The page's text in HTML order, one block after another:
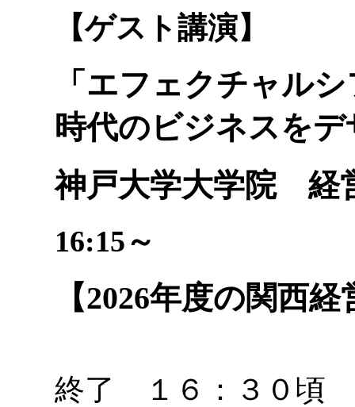
【ゲスト講演】
「エフェクチャル
時代のビジネスを
神戸大学大学院
16:15～
【2026年度の関西
終了 １６：３０頃